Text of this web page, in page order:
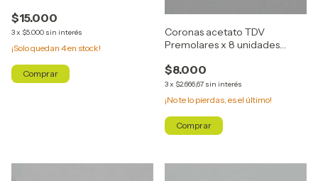
$15.000
3x $5.000 sin interés
¡Solo quedan 4en stock!
Coronas acetato TDV
Premolares x 8 unidades
$8.000
3x $2.666,67 sin interés
¡No te lo pierdas, es el último!